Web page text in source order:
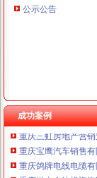
公示公告
成功案例
重庆傲志众达投资咨
重庆奕欣锦诚商贸
重庆信同广告有限公
重庆三虹房地产营
重庆宝鹰汽车销售有
重庆鸽牌电线电缆有
重庆傲志众达投资